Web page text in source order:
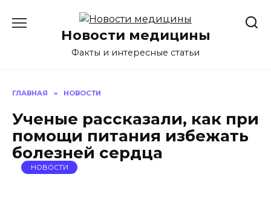
содержаниюНовости медицины
Факты и интересные статьи
ГЛАВНАЯ » НОВОСТИ
Ученые рассказали, как при
помощи питания избежать
болезней сердца
НОВОСТИ